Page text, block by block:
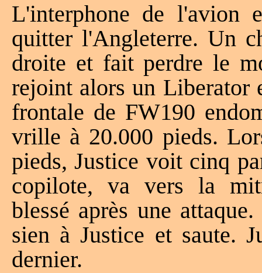
L'interphone de l'avion
quitter l'Angleterre. Un
droite et fait perdre le
rejoint alors un Liberator
frontale de FW190
vrille à 20.000 pieds.
pieds, Justice voit cinq
copilote, va vers la
blessé après une
sien à Justice et saute.
dernier.